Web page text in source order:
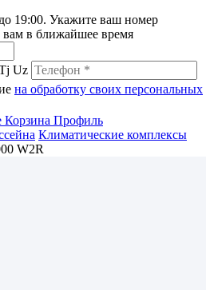
19:00. Укажите ваш номер
в ближайшее время
Uz
на обработку своих персональных
Корзина Профиль
Климатические комплексы
W2R